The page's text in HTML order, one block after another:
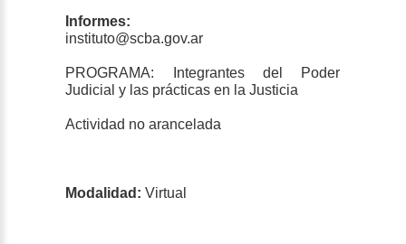
Informes:
instituto@scba.gov.ar
PROGRAMA: Integrantes del Poder
Judicial y las prácticas en la Justicia
Actividad no arancelada
Modalidad:Virtual